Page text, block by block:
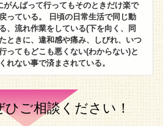
がんばって行ってもそのときだけ楽で
っている。 日頃の日常生活で同じ動
、流れ作業をしている(下を向く、同
ときに、違和感や痛み、しびれ、いつ
ってもどこも悪くない(わからない)と
れない事で済まされている。
ひご相談ください！